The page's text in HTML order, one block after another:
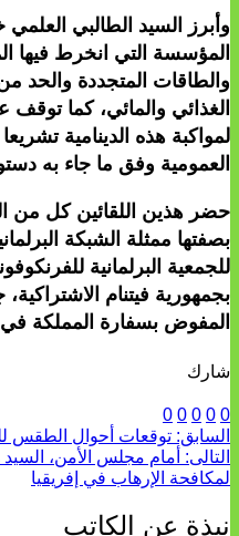
وأبرز السيد الطالبي العلمي
المؤسسة التي انخرط فيها
والطاقات المتجددة والحد من
الغذائي والمائي، كما
لمواكبة هذه الدينامية
العمومية وفق ما جاء به دستور
حضر هذين اللقائين كل من
بصفتها ممثلة الشبكة
للجمعية البرلمانية
بجمهورية فيتنام
المفوض بسفارة المملكة
شارك
0
0
0
0
0
السابق: توقعات أحوال الطقس
التالى: أمام مجلس الأمن، السيد
لمكافحة الإرهاب في إفريقيا
نبذة عن الكاتب